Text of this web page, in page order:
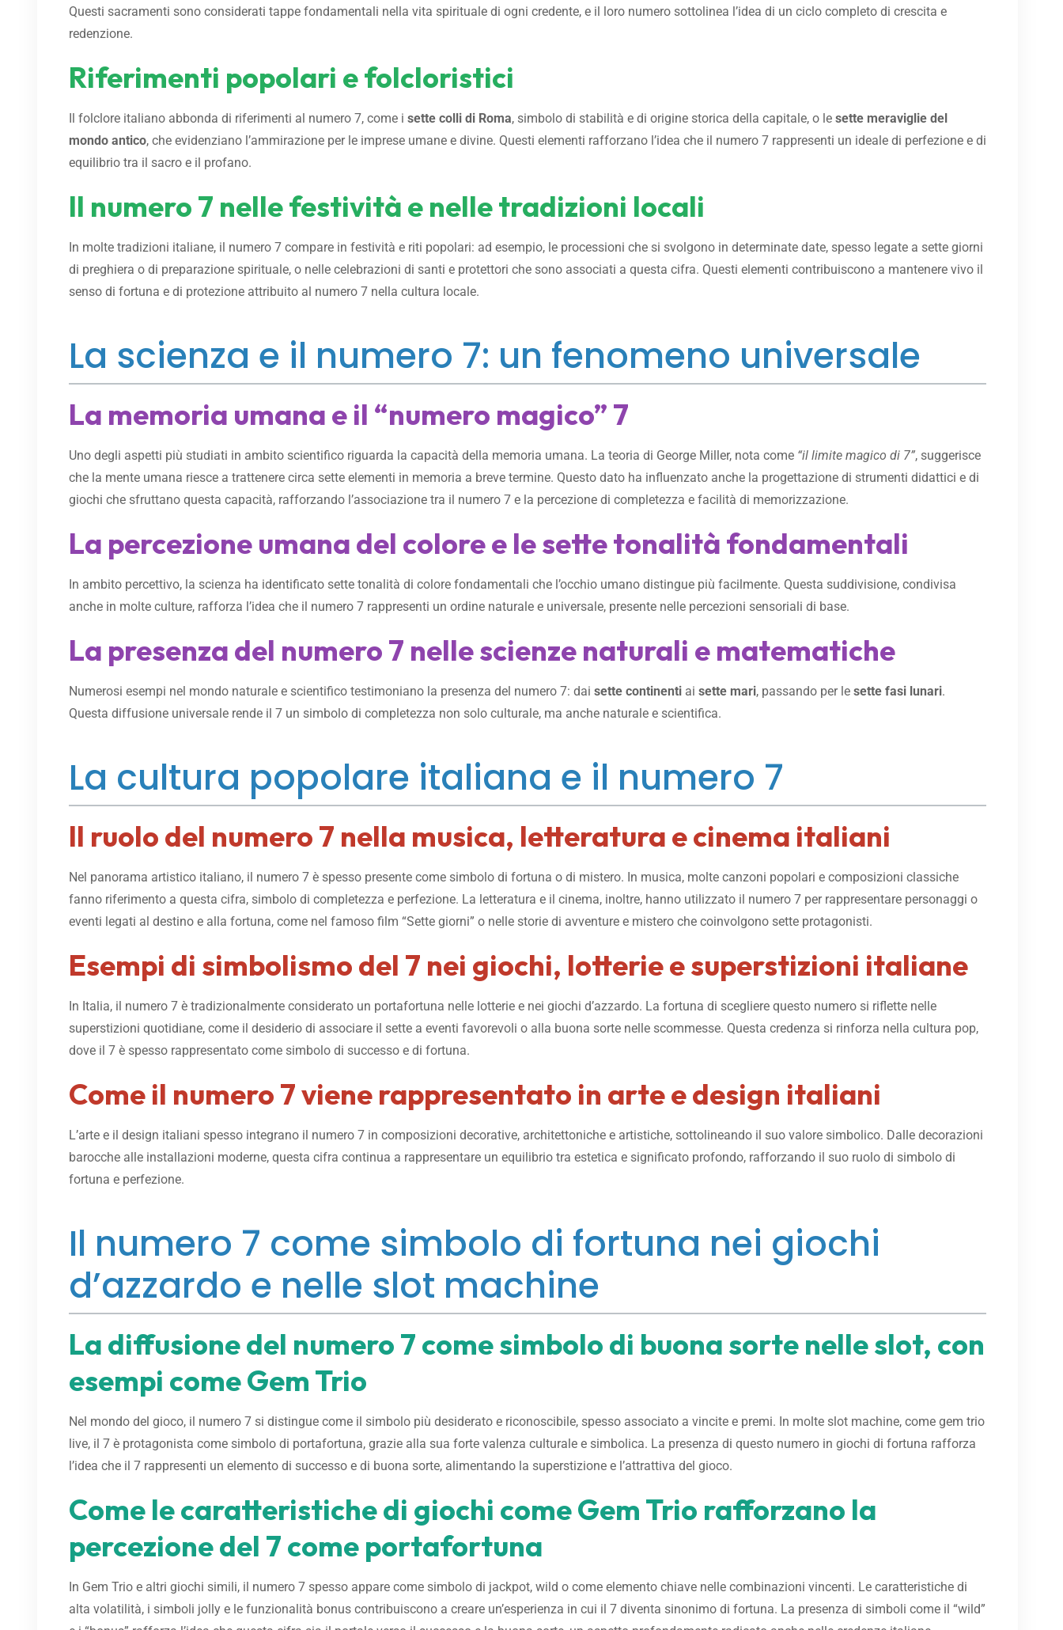
Questi sacramenti sono considerati tappe fondamentali nella vita spirituale di ogni credente, e il loro numero sottolinea l’idea di un ciclo completo di crescita e
redenzione.
Riferimenti popolari e folcloristici
Il folclore italiano abbonda di riferimenti al numero 7, come i sette colli di Roma, simbolo di stabilità e di origine storica della capitale, o le sette meraviglie del
mondo antico, che evidenziano l’ammirazione per le imprese umane e divine. Questi elementi rafforzano l’idea che il numero 7 rappresenti un ideale di perfezione e di
equilibrio tra il sacro e il profano.
Il numero 7 nelle festività e nelle tradizioni locali
In molte tradizioni italiane, il numero 7 compare in festività e riti popolari: ad esempio, le processioni che si svolgono in determinate date, spesso legate a sette giorni
di preghiera o di preparazione spirituale, o nelle celebrazioni di santi e protettori che sono associati a questa cifra. Questi elementi contribuiscono a mantenere vivo il
senso di fortuna e di protezione attribuito al numero 7 nella cultura locale.
La scienza e il numero 7: un fenomeno universale
La memoria umana e il “numero magico” 7
Uno degli aspetti più studiati in ambito scientifico riguarda la capacità della memoria umana. La teoria di George Miller, nota come “il limite magico di 7”, suggerisce
che la mente umana riesce a trattenere circa sette elementi in memoria a breve termine. Questo dato ha influenzato anche la progettazione di strumenti didattici e di
giochi che sfruttano questa capacità, rafforzando l’associazione tra il numero 7 e la percezione di completezza e facilità di memorizzazione.
La percezione umana del colore e le sette tonalità fondamentali
In ambito percettivo, la scienza ha identificato sette tonalità di colore fondamentali che l’occhio umano distingue più facilmente. Questa suddivisione, condivisa
anche in molte culture, rafforza l’idea che il numero 7 rappresenti un ordine naturale e universale, presente nelle percezioni sensoriali di base.
La presenza del numero 7 nelle scienze naturali e matematiche
Numerosi esempi nel mondo naturale e scientifico testimoniano la presenza del numero 7: dai sette continenti ai sette mari, passando per le sette fasi lunari.
Questa diffusione universale rende il 7 un simbolo di completezza non solo culturale, ma anche naturale e scientifica.
La cultura popolare italiana e il numero 7
Il ruolo del numero 7 nella musica, letteratura e cinema italiani
Nel panorama artistico italiano, il numero 7 è spesso presente come simbolo di fortuna o di mistero. In musica, molte canzoni popolari e composizioni classiche
fanno riferimento a questa cifra, simbolo di completezza e perfezione. La letteratura e il cinema, inoltre, hanno utilizzato il numero 7 per rappresentare personaggi o
eventi legati al destino e alla fortuna, come nel famoso film “Sette giorni” o nelle storie di avventure e mistero che coinvolgono sette protagonisti.
Esempi di simbolismo del 7 nei giochi, lotterie e superstizioni italiane
In Italia, il numero 7 è tradizionalmente considerato un portafortuna nelle lotterie e nei giochi d’azzardo. La fortuna di scegliere questo numero si riflette nelle
superstizioni quotidiane, come il desiderio di associare il sette a eventi favorevoli o alla buona sorte nelle scommesse. Questa credenza si rinforza nella cultura pop,
dove il 7 è spesso rappresentato come simbolo di successo e di fortuna.
Come il numero 7 viene rappresentato in arte e design italiani
L’arte e il design italiani spesso integrano il numero 7 in composizioni decorative, architettoniche e artistiche, sottolineando il suo valore simbolico. Dalle decorazioni
barocche alle installazioni moderne, questa cifra continua a rappresentare un equilibrio tra estetica e significato profondo, rafforzando il suo ruolo di simbolo di
fortuna e perfezione.
Il numero 7 come simbolo di fortuna nei giochi
d’azzardo e nelle slot machine
La diffusione del numero 7 come simbolo di buona sorte nelle slot, con
esempi come Gem Trio
Nel mondo del gioco, il numero 7 si distingue come il simbolo più desiderato e riconoscibile, spesso associato a vincite e premi. In molte slot machine, come gem trio
live, il 7 è protagonista come simbolo di portafortuna, grazie alla sua forte valenza culturale e simbolica. La presenza di questo numero in giochi di fortuna rafforza
l’idea che il 7 rappresenti un elemento di successo e di buona sorte, alimentando la superstizione e l’attrattiva del gioco.
Come le caratteristiche di giochi come Gem Trio rafforzano la
percezione del 7 come portafortuna
In Gem Trio e altri giochi simili, il numero 7 spesso appare come simbolo di jackpot, wild o come elemento chiave nelle combinazioni vincenti. Le caratteristiche di
alta volatilità, i simboli jolly e le funzionalità bonus contribuiscono a creare un’esperienza in cui il 7 diventa sinonimo di fortuna. La presenza di simboli come il “wild”